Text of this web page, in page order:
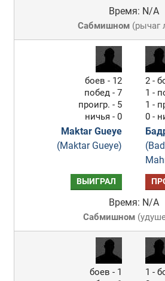
Время: N/A
Сабмишном(рычаг
боев - 12
побед - 7
проигр. - 5
ничья - 0
Maktar Gueye
(Maktar Gueye)
2 -
1 -
1 -
0 -
ВЫИГРАЛ
Время: N/A
Сабмишном(
боев - 1
1 -